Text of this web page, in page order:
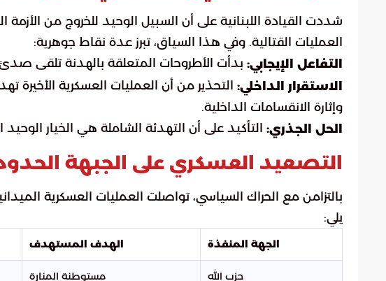
شددت القيادة اللبنانية على أن السبيل الوحيد للخروج من
العمليات القتالية. وفي هذا السياق، تبرز عدة نقاط جوهرية:
التفاعل الإيجابي: بدأت الأطروحات المتعلقة بالهدنة تلقى
الاستقرار الداخلي: التحذير من أن العمليات العسكرية الأخيرة
وإثارة الانقسامات الداخلية.
الحل الجذري: التأكيد على أن التهدئة الشاملة هي الخيار
التصعيد العسكري على الجبهة
بالتزامن مع الحراك السياسي، تواصلت العمليات العسكرية
يلي:
الجهة المنفذة الهدف المستهدف
حزب الله مستوطنة المنارة